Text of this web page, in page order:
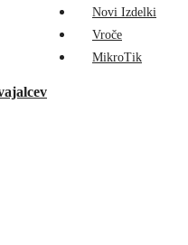
Novi Izdelki
Vroče
MikroTik